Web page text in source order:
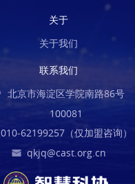
关于
关于我们
联系我们
北京市海淀区学院南路86号
100081
010-62199257（仅加盟咨询）
qkjq@cast.org.cn